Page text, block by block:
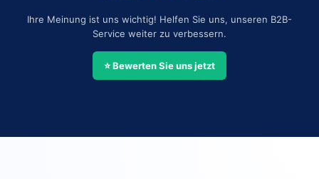
Ihre Meinung ist uns wichtig! Helfen Sie uns, unseren B2B-
Service weiter zu verbessern.
⭐ Bewerten Sie uns jetzt